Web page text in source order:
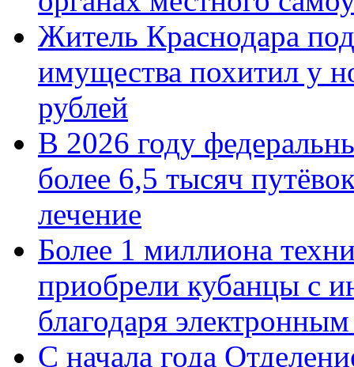
Житель Краснодара
имущества похитил у
рублей
В 2026 году
более 6,5 тысяч
лечение
Более 1 миллиона
приобрели кубанцы с
благодаря
С начала года